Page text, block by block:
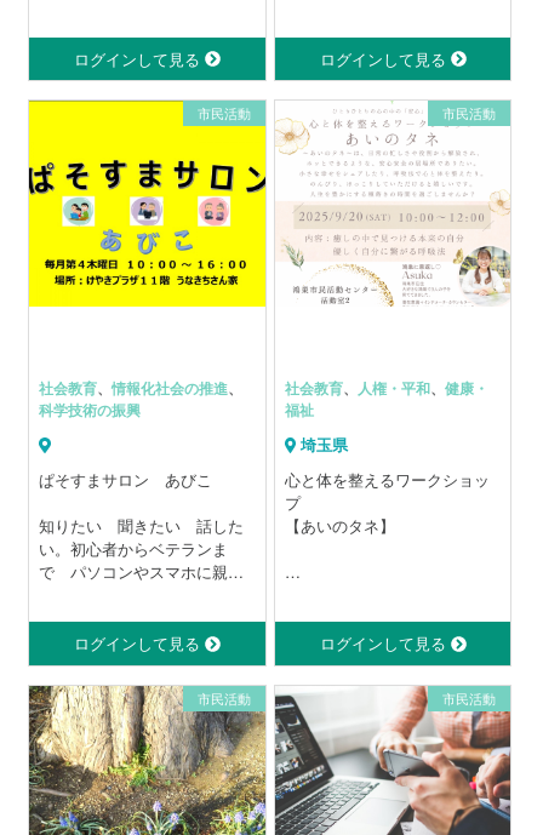
面から向き合いことで英会話
スクールの何倍もの学習効果
も期待できます。
発行するテキストをもとに会
員相互に学びあいます。クラ
ブの自主運営を通じた組織力
を高めるリーダーシップが学
べます。
◆ 開催場所: 印西市 コスモス
パレット パレットII 3F
動室1&2(※)
千葉ニュータウン中央駅
◆ 2回まで見学無料
◆ 会費についてはホームペー
ジをご覧ください
学の申し込みをお願いいたし
ます
※変更になる場合もございま
す。ウェブサイトの最新情報
をご確認ください。
ウェブサイト
https://inzai.toastmastersclubs.org/
活動の様子
https://www.facebook.com/inztmc
もの学習支援団体が連携・協
力し合って、
まち全体で学習を中心とした
子どもの居場所をつくるこ
ログインして見る
らも観客と役者が交流し合え
るホットな舞台創りを目指し
ていきます。
ログインして見る
市民活動
社会教育、 情報化社会の推進、
科学技術の振興
ぱそすまサロン あびこ
知りたい 聞きたい 話した
い。初心者からベテランま
で パソコンやスマホに親し
予約無しでOK もちろん相
談もOK
毎月第４木曜日はけやきプラ
ザ１１階 うなきちさん家へ
ログインして見る
市民活動
社会教育、 人権・平和、 健康・
福祉
埼玉県
心と体を整えるワークショッ
プ
【あいのタネ】
聴けていますか？
「心と体」に意識を向ける時
間はありますか？
このワークショップは、日々
の忙しさや、役割（社会的立
場・母親・妻・嫁などな
ど・・・）から解放され、肩
書きのない「自分」に戻り、
ログインして見る
市民活動 市民活動